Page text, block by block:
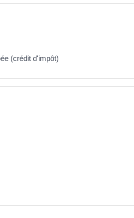
(crédit d'impôt)